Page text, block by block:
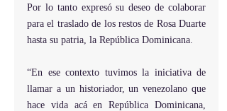
Por lo tanto expresó su deseo de colaborar
para el traslado de los restos de Rosa Duarte
hasta su patria, la República Dominicana.
“En ese contexto tuvimos la iniciativa de
llamar a un historiador, un venezolano que
hace vida acá en República Dominicana,